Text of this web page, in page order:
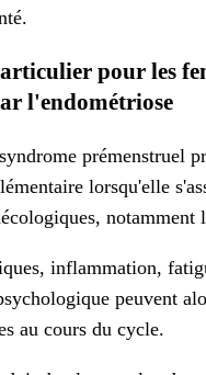
pour les
l'endométriose
prémenstruel
lorsqu'elle
notamment
inflammation,
peuvent
au cours du cycle.